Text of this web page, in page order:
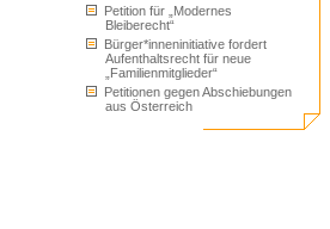
Petition für „Modernes
Bleiberecht“
Bürger*inneninitiative fordert
Aufenthaltsrecht für neue
„Familienmitglieder“
Petitionen gegen Abschiebungen
aus Österreich